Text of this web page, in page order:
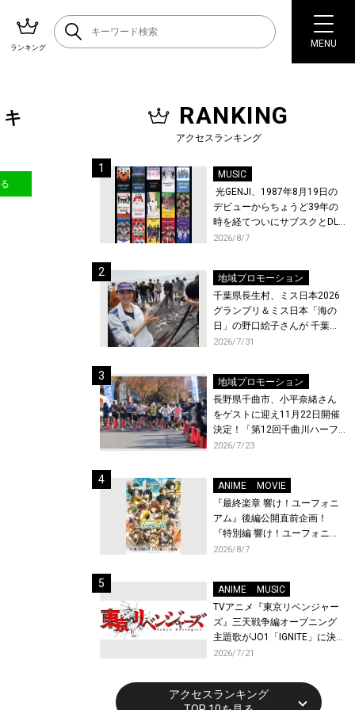
ランキング MENU
RANKING
アクセスランキング
MUSIC
光GENJI、1987年8月19日の
デビューからちょうど39年の
時を経てついにサブスクとDL
配信が解禁！
2026/8/7
地域プロモーション
千葉県長生村、ミス日本2026
グランプリ＆ミス日本「海の
日」の野口絵子さんが 千葉県
唯一の村・長生村で地引網を
2026/7/31
地域プロモーション
長野県千曲市、小平奈緒さん
をゲストに迎え11月22日開催
決定！「第12回千曲川ハーフ
マラソン」エントリー受付開
2026/7/23
ANIME
MOVIE
『最終楽章 響け！ユーフォニ
アム』後編公開直前企画！
『特別編 響け！ユーフォニア
ム〜アンサンブルコンテス
映が決定！
2026/8/7
ANIME
MUSIC
TVアニメ『東京リベンジャー
ズ』三天戦争編オープニング
主題歌がJO1「IGNITE」に決
定！メンバー全員から喜びと
トが到着！9月に東京・大阪で
先行上映会を開催！
2026/7/21
アクセスランキング